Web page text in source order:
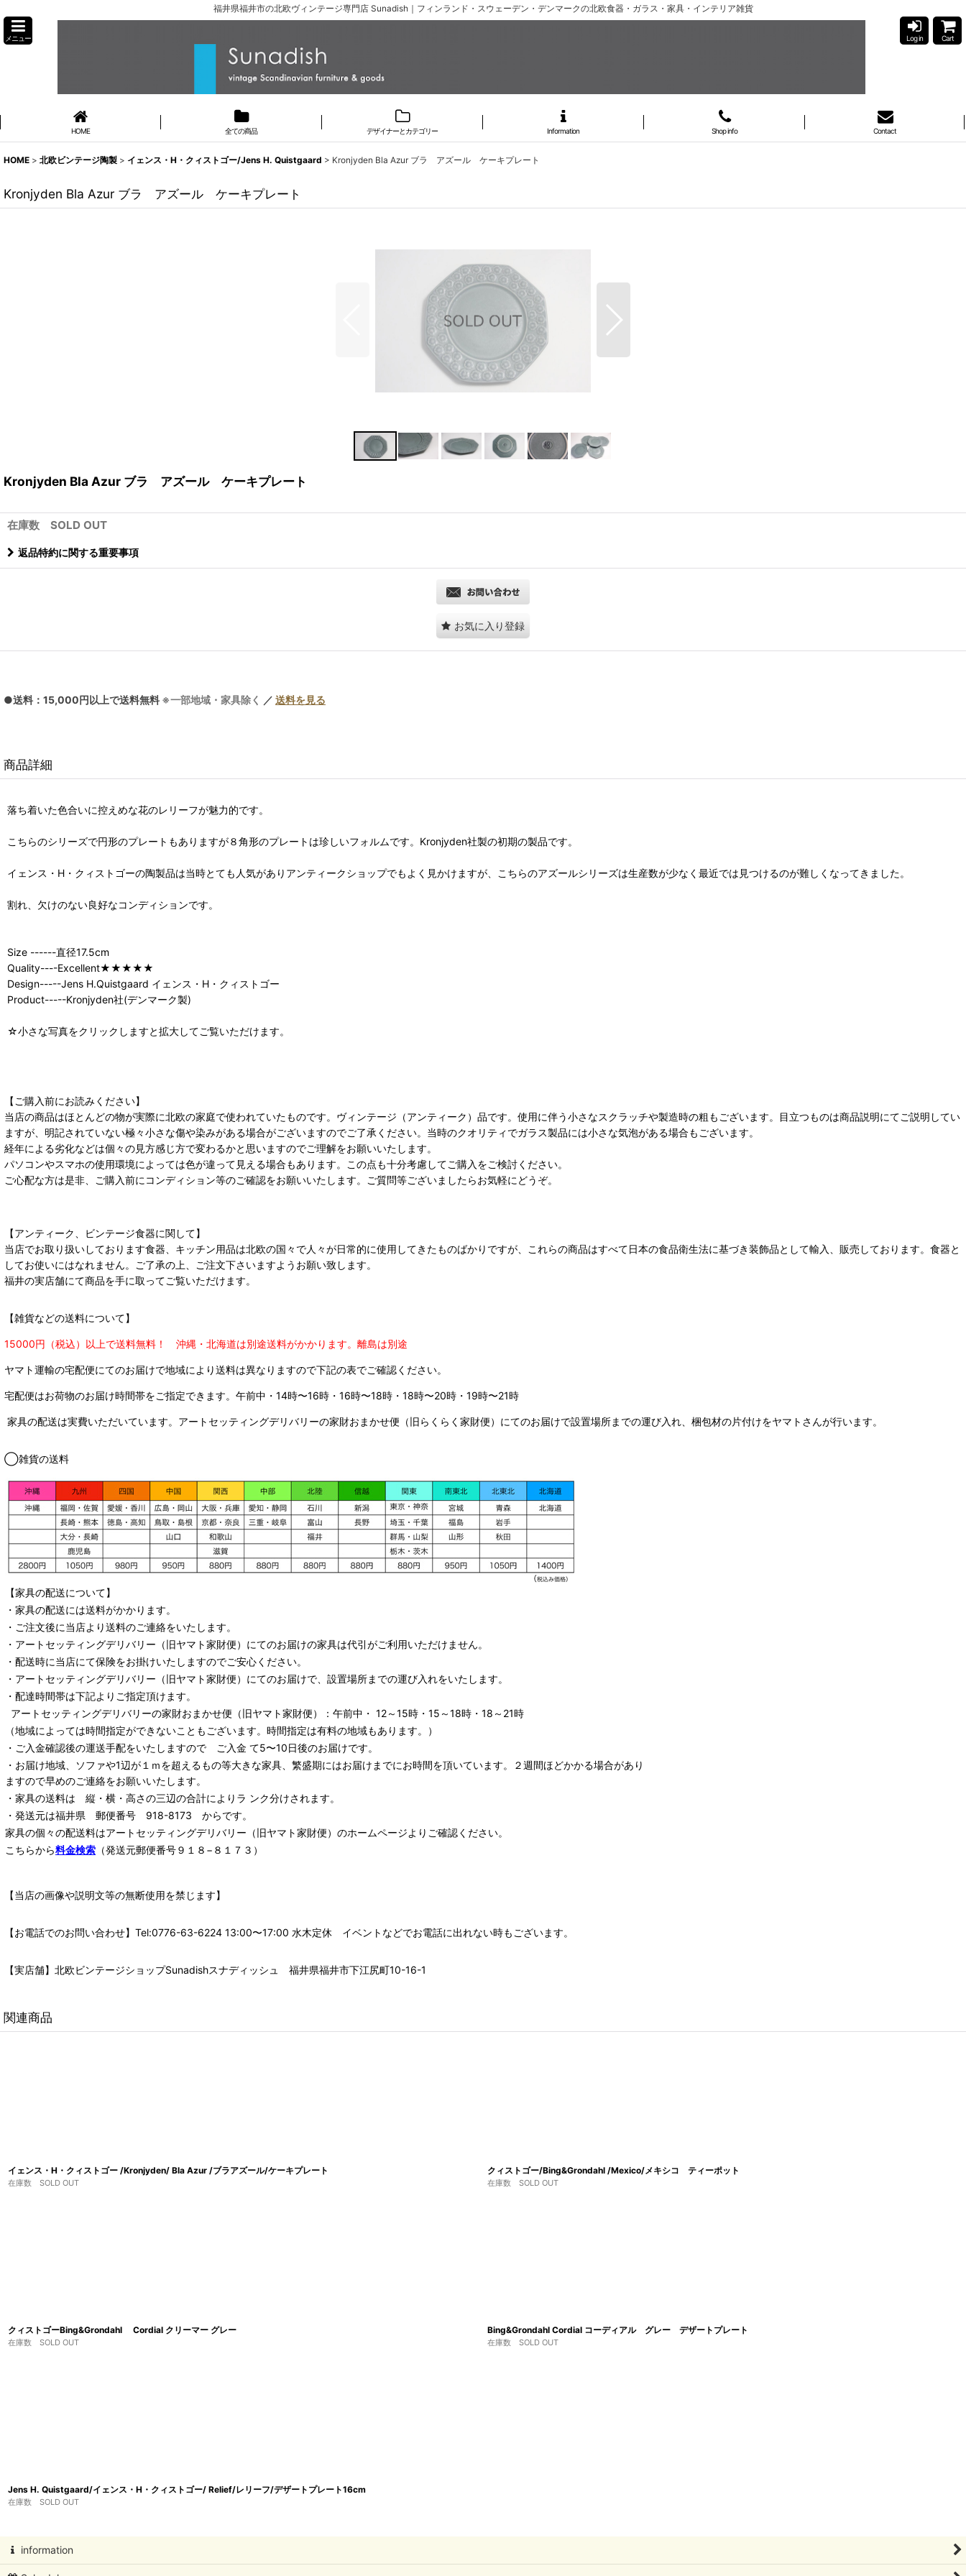
福井県福井市の北欧ヴィンテージ専門店 Sunadish｜フィンランド・スウェーデン・デンマークの北欧食器・ガラス・家具・インテリア雑貨
メニュー Log in Cart
HOME 全ての商品 デザイナーとカテゴリー Information Shop info Contact
HOME > 北欧ビンテージ陶製 > イェンス・H・クィストゴー/Jens H. Quistgaard > Kronjyden Bla Azur ブラ アズール ケーキプレート
Kronjyden Bla Azur ブラ アズール ケーキプレート
Kronjyden Bla Azur ブラ アズール ケーキプレート
在庫数 SOLD OUT
返品特約に関する重要事項
お気に入り登録
●送料：15,000円以上で送料無料 ※一部地域・家具除く ／ 送料を見る
商品詳細
落ち着いた色合いに控えめな花のレリーフが魅力的です。
こちらのシリーズで円形のプレートもありますが８角形のプレートは珍しいフォルムです。Kronjyden社製の初期の製品です。
イェンス・H・クィストゴーの陶製品は当時とても人気がありアンティークショップでもよく見かけますが、こちらのアズールシリーズは生産数が少なく最近では見つけるのが難しくなってきました。
割れ、欠けのない良好なコンディションです。
Size ------直径17.5cm
Quality----Excellent★★★★★
Design-----Jens H.Quistgaard イェンス・H・クィストゴー
Product-----Kronjyden社(デンマーク製)
☆小さな写真をクリックしますと拡大してご覧いただけます。
【ご購入前にお読みください】
当店の商品はほとんどの物が実際に北欧の家庭で使われていたものです。ヴィンテージ（アンティーク）品です。使用に伴う小さなスクラッチや製造時の粗もございます。目立つものは商品説明にてご説明してい
ますが、明記されていない極々小さな傷や染みがある場合がございますのでご了承ください。当時のクオリティでガラス製品には小さな気泡がある場合もございます。
経年による劣化などは個々の見方感じ方で変わるかと思いますのでご理解をお願いいたします。
パソコンやスマホの使用環境によっては色が違って見える場合もあります。この点も十分考慮してご購入をご検討ください。
ご心配な方は是非、ご購入前にコンディション等のご確認をお願いいたします。ご質問等ございましたらお気軽にどうぞ。
【アンティーク、ビンテージ食器に関して】
当店でお取り扱いしております食器、キッチン用品は北欧の国々で人々が日常的に使用してきたものばかりですが、これらの商品はすべて日本の食品衛生法に基づき装飾品として輸入、販売しております。食器と
してお使いにはなれません。ご了承の上、ご注文下さいますようお願い致します。
福井の実店舗にて商品を手に取ってご覧いただけます。
【雑貨などの送料について】
15000円（税込）以上で送料無料！ 沖縄・北海道は別途送料がかかります。 離島は別途
ヤマト運輸の宅配便にてのお届けで地域により送料は異なりますので下記の表でご確認ください。
宅配便はお荷物のお届け時間帯をご指定できます。 午前中・14時〜16時・16時〜18時・18時〜20時・19時〜21時
家具の配送は実費いただいています。アートセッティングデリバリーの家財おまかせ便（旧らくらく家財便）にてのお届けで設置場所までの運び入れ、梱包材の片付けをヤマトさんが行います。
◯雑貨の送料
【家具の配送について】
・家具の配送には送料がかかります。
・ご注文後に当店より送料のご連絡をいたします。
・ アートセッティングデリバリー （旧ヤマト家財便） にてのお届けの家具は代引がご利用いただけません。
・配送時に当店にて保険をお掛けいたしますのでご安心ください。
・ アートセッティングデリバリー （旧ヤマト家財便） にてのお届けで、設置場所までの運び入れをいたします。
・配達時間帯は下記よりご指定頂けます。
アートセッティングデリバリーの家財おまかせ便 （旧ヤマト家財便）：午前中・ 12～15時・15～18時・18～21時
（地域によっては時間指定ができないこともございます。時間指定は有料の地域もあります。）
・ご入金確認後の運送手配をいたしますので ご入金 て5〜10日後のお届けです。
・お届け地域、ソファや1辺が１ｍを超えるもの等大きな家具、繁盛期にはお届けまでにお時間を頂いています。２週間ほどかかる場合があり
ますので早めのご連絡をお願いいたします。
・家具の送料は 縦・横・高さの三辺の合計によりラ ンク分けされます。
・発送元は福井県 郵便番号 918-8173 からです。
家具の個々の配送料はアートセッティングデリバリー （旧ヤマト家財便） のホームページよりご確認ください。
こちらから料金検索 （発送元郵便番号９１８−８１７３）
【当店の画像や説明文等の無断使用を禁じます】
【お電話でのお問い合わせ】Tel:0776-63-6224 13:00〜17:00 水木定休 イベントなどでお電話に出れない時もございます。
【実店舗】北欧ビンテージショップSunadishスナディッシュ 福井県福井市下江尻町10-16-1
関連商品
イェンス・H・クィストゴー /Kronjyden/ Bla Azur /ブラアズール/ケーキプレート
在庫数 SOLD OUT
クィストゴー/Bing&Grondahl /Mexico/メキシコ ティーポット
在庫数 SOLD OUT
クィストゴーBing&Grondahl Cordial クリーマー グレー
在庫数 SOLD OUT
Bing&Grondahl Cordial コーディアル グレー デザートプレート
在庫数 SOLD OUT
Jens H. Quistgaard/イェンス・H・クィストゴー/ Relief/レリーフ/デザートプレート16cm
在庫数 SOLD OUT
information